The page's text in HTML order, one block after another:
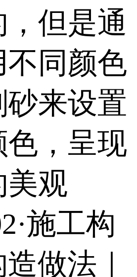
但是通
不同颜色
砂来设置
，呈现
美观
施工构
做法｜